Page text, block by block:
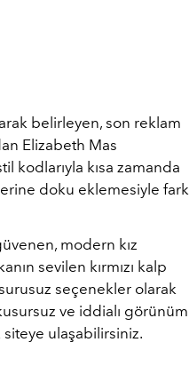
belirleyen, son reklam
Elizabeth Mas
kodlarıyla kısa zamanda
doku eklemesiyle fark
modern kız
sevilen kırmızı kalp
seçenekler olarak
ve iddialı görünüm
siteye ulaşabilirsiniz.